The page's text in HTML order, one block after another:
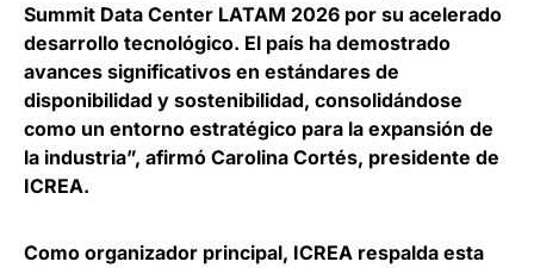
Summit Data Center LATAM 2026 por su acelerado
desarrollo tecnológico. El país ha demostrado
avances significativos en estándares de
disponibilidad y sostenibilidad, consolidándose
como un entorno estratégico para la expansión de
la industria”, afirmó Carolina Cortés, presidente de
ICREA.
Como organizador principal, ICREA respalda esta